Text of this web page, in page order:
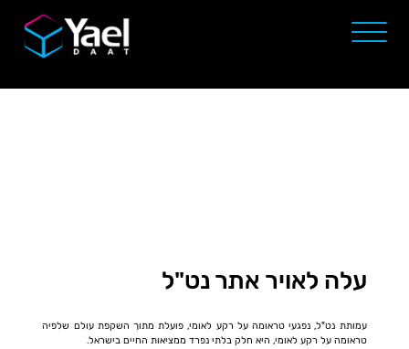
עלה לאויר אתר נט"ל
עמותת נט"ל, נפגעי טראומה על רקע לאומי, פועלת מתוך השקפת עולם שלפיה
טראומה על רקע לאומי, היא חלק בלתי נפרד ממציאות החיים בישראל.